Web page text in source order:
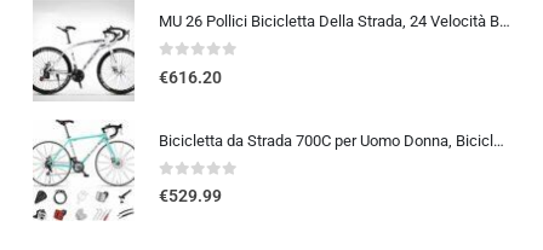
MU 26 Pollici Bicicletta Della Strada, 24 Velocità Bici, Doppio Disco Freno, Acciaio Al Carbonio Telaio, Strada Biciclette…
0out of 5
€616.20
Bicicletta da Strada 700C per Uomo Donna, Bicicletta da Corsa con Freno a Disco 24/27/30 velocità, Telaio in Acciaio ad Al…
0out of 5
€529.99